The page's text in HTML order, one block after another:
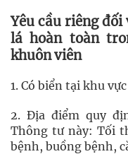
Yêu cầu riêng
lá hoàn toàn
khuôn viên
1. Có biển tại khu
2. Địa điểm quy
Thông tư này: Tối
bệnh, buồng bệnh,